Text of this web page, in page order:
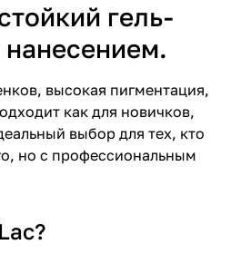
гель-
нанесением.
высокая пигментация,
как для новичков,
выбор для тех, кто
но с профессиональным